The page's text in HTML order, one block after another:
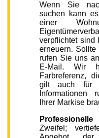
Wenn Sie
suchen kann
einer
verpflichtet sind
erneuern.
rufen Sie uns
E-Mail. Wir
Farbreferenz,
gilt auch für
Informationen
Ihrer Markise
Professionelle
Zweifel;